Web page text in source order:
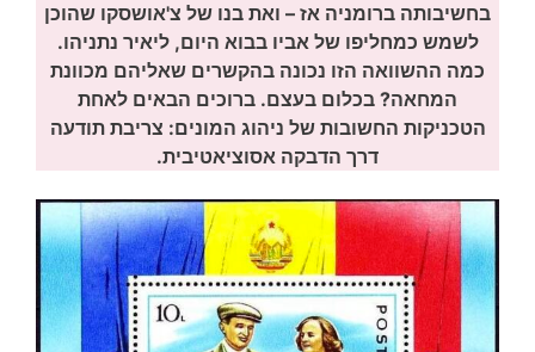
בחשיבותה ברומניה אז – ואת בנו של צ'אושסקו שהוכן
לשמש כמחליפו של אביו בבוא היום, ליאיר נתניהו.
כמה ההשוואה הזו נכונה בהקשרים שאליהם מכוונת
המחאה? בכלום בעצם. ברוכים הבאים לאחת
הטכניקות החשובות של ניהוג המונים: צריבת תודעה
דרך הדבקה אסוציאטיבית.